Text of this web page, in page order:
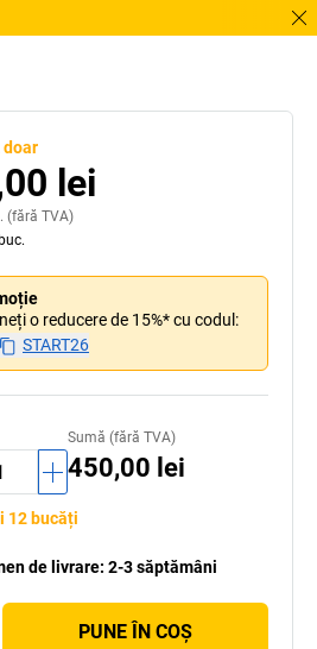
doar
lei
(fără TVA)
buc.
o reducere de 15%* cu codul:
START26
Sumă (fără TVA)
450,00 lei
12 bucăți
de livrare: 2-3 săptămâni
PUNE ÎN COŞ